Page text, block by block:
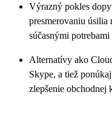
Výrazný pokles
presmerovaniu úsilia
súčasnými
Alternatívy ako
Skype, a tiež
zlepšenie obchodnej